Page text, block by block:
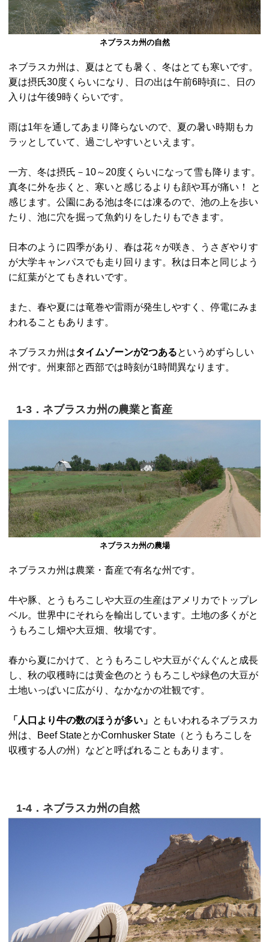
ネブラスカ州の自然
ネブラスカ州は、夏はとても暑く、冬はとても寒いです。
夏は摂氏30度くらいになり、日の出は午前6時頃に、日の
入りは午後9時くらいです。
雨は1年を通してあまり降らないので、夏の暑い時期もカ
ラッとしていて、過ごしやすいといえます。
一方、冬は摂氏－10～20度くらいになって雪も降ります。
真冬に外を歩くと、寒いと感じるよりも顔や耳が痛い！ と
感じます。公園にある池は冬には凍るので、池の上を歩い
たり、池に穴を掘って魚釣りをしたりもできます。
日本のように四季があり、春は花々が咲き、うさぎやりす
が大学キャンパスでも走り回ります。秋は日本と同じよう
に紅葉がとてもきれいです。
また、春や夏には竜巻や雷雨が発生しやすく、停電にみま
われることもあります。
ネブラスカ州はタイムゾーンが2つあるというめずらしい
州です。州東部と西部では時刻が1時間異なります。
1-3．ネブラスカ州の農業と畜産
ネブラスカ州の農場
ネブラスカ州は農業・畜産で有名な州です。
牛や豚、とうもろこしや大豆の生産はアメリカでトップレ
ベル。世界中にそれらを輸出しています。土地の多くがと
うもろこし畑や大豆畑、牧場です。
春から夏にかけて、とうもろこしや大豆がぐんぐんと成長
し、秋の収穫時には黄金色のとうもろこしや緑色の大豆が
土地いっぱいに広がり、なかなかの壮観です。
「人口より牛の数のほうが多い」 ともいわれるネブラスカ
州は、Beef StateとかCornhusker State（とうもろこしを
収穫する人の州）などと呼ばれることもあります。
1-4．ネブラスカ州の自然